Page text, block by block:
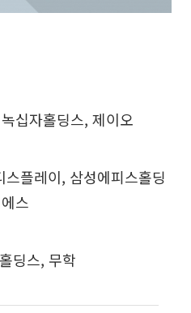
십자홀딩스, 제이오
플레이, 삼성에피스홀딩
스
딩스, 무학